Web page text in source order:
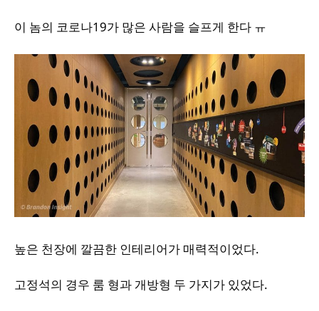
이 놈의 코로나19가 많은 사람을 슬프게 한다 ㅠ
높은 천장에 깔끔한 인테리어가 매력적이었다.
고정석의 경우 룸 형과 개방형 두 가지가 있었다.